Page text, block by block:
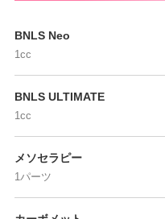
BNLS Neo
1cc
BNLS ULTIMATE
1cc
メソセラピー
1パーツ